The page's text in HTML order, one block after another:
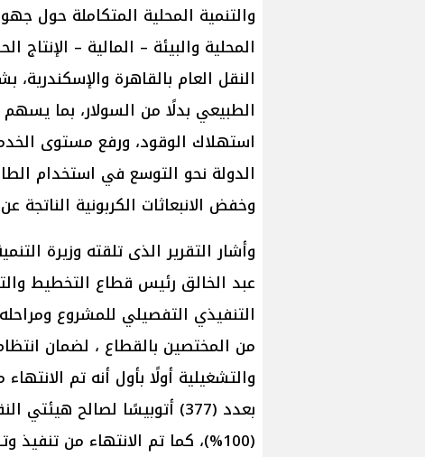
والتنمية المحلية المتكاملة حول
المحلية والبيئة – المالية – الإنتاج
الطبيعي بدلًا من السولار، بما
استهلاك الوقود، ورفع مستوى
الدولة نحو التوسع في استخدام
وخفض الانبعاثات الكربونية الناتجة
وأشار التقرير الذى تلقته وزيرة
عبد الخالق رئيس قطاع التخطيط
التنفيذي التفصيلي للمشروع
من المختصين بالقطاع ، لضمان
والتشغيلية أولًا بأول أنه تم
بعدد (377) أتوبيسًا لصالح